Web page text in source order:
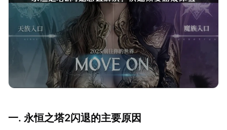
一. 永恒之塔2闪退的主要原因